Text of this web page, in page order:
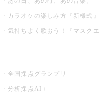
カラオケの楽しみ方『新様式』
気持ちよく歌おう！『マスクエ
全国採点グランプリ
分析採点AI＋